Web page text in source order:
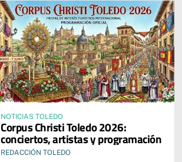
NOTICIAS TOLEDO
Corpus Christi Toledo 2026:
conciertos, artistas y programación
REDACCIÓN TOLEDO